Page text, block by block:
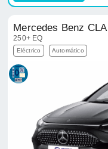
Mercedes Benz CLA
250+ EQ
Eléctrico Automático